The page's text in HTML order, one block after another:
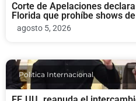
Corte de Apelaciones
Florida que prohíbe shows
agosto 5, 2026
Politica Internacional